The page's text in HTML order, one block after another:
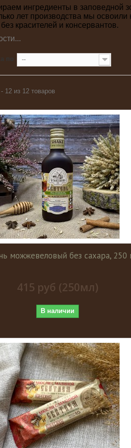
ингредиенты в заповедной
лет производства мы
без красителей и консервантов.
--
12 из 12 товаров
можжевеловый без сахара, 250
415 руб (250мл)
В наличии